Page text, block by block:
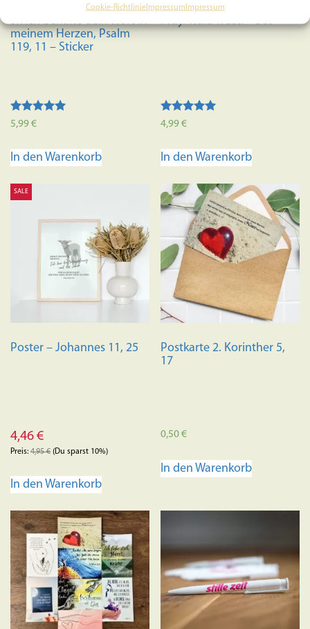
Cookie-RichtlinieImpressum Impressum
5x Ich behalte dein Wort in
meinem Herzen, Psalm
119, 11 – Sticker
Bewertet mit
5.00
5,99€
In den Warenkorb
Pray. Wait. Trust. – Set
Bewertet mit
5.00
4,99€
In den Warenkorb
SALE
Poster – Johannes 11, 25
4,46 €
Preis: 4,95€ (Du sparst 10%)
In den Warenkorb
Postkarte 2. Korinther 5,
17
0,50€
In den Warenkorb